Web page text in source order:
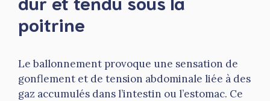
poitrine
Le ballonnement provoque une sensation de
gonflement et de tension abdominale liée à des
gaz accumulés dans l’intestin ou l’estomac. Ce